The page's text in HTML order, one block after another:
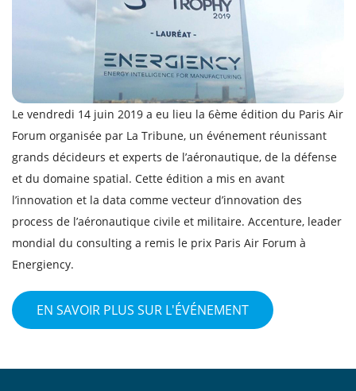
Le vendredi 14 juin 2019 a eu lieu la 6ème édition du Paris Air
Forum organisée par La Tribune, un événement réunissant
grands décideurs et experts de l’aéronautique, de la défense
et du domaine spatial. Cette édition a mis en avant
l’innovation et la data comme vecteur d’innovation des
process de l’aéronautique civile et militaire. Accenture, leader
mondial du consulting a remis le prix Paris Air Forum à
Energiency.
EN SAVOIR PLUS SUR L'ÉVÉNEMENT